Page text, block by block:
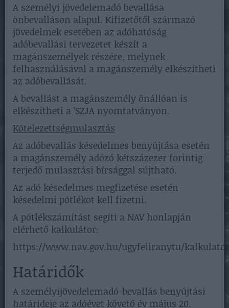
A személyi jövedelemadó bevallása
önbevalláson alapul. Kifizetőtől származó
jövedelmek esetében az adóhatóság
adóbevallási tervezetet készít a
magánszemélyek részére, melynek
felhasználásával a magánszemély elkészítheti
az adóbevallását.
A bevallást a magánszemély önállóan is
elkészítheti a ’SZJA nyomtatványon.
Kötelezettségmulasztás
Az adóbevallás késedelmes benyújtása esetén
a magánszemély adózó kétszázezer forintig
terjedő mulasztási bírsággal sújtható.
Az adó késedelmes megfizetése esetén
késedelmi pótlékot kell fizetni.
A pótlékszámítást segíti a NAV honlapján
elérhető kalkulátor:
https://www.nav.gov.hu/ugyfeliranytu/
Határidők
A személyijövedelemadó-bevallás benyújtási
határideje az adóévet követő év május 20.